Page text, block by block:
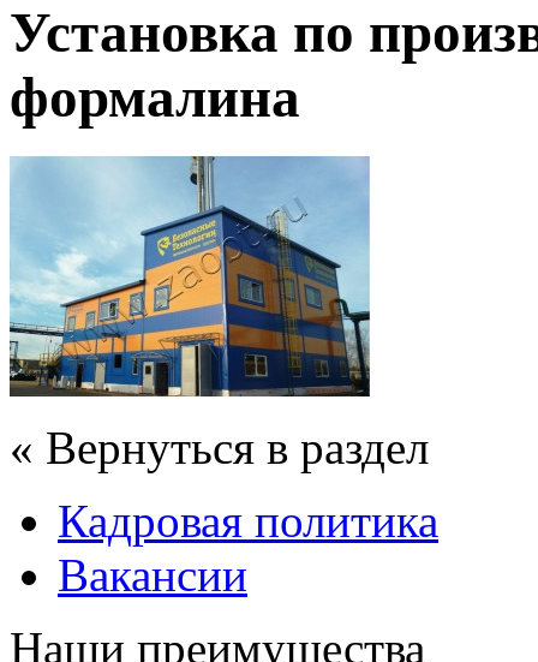
Установка по
формалина
« Вернуться в раздел
Кадровая политика
Вакансии
Наши преимущества